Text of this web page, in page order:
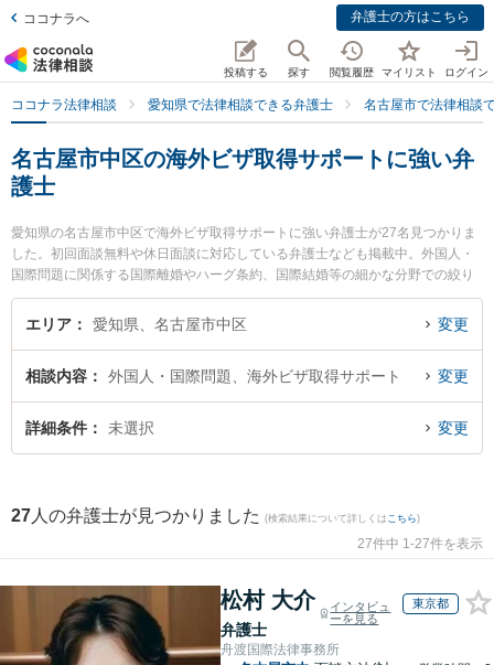
ココナラへ 弁護士の方はこちら
投稿する 探す 閲覧履歴 マイリスト ログイン
ココナラ法律相談 愛知県で法律相談できる弁護士 名古屋市で法律相談
名古屋市中区の海外ビザ取得サポートに強い弁
護士
愛知県の名古屋市中区で海外ビザ取得サポートに強い弁護士が27名見つかりま
した。初回面談無料や休日面談に対応している弁護士なども掲載中。外国人・
国際問題に関係する国際離婚やハーグ条約、国際結婚等の細かな分野での絞り
込み検索もでき便利です。特に弁護士法人名城法律事務所 名古屋事務所の尾髙
大輝弁護士や尾崎・山路法律事務所の山路 昌宏弁護士、旭合同法律事務所 名古
のトラブルを今すぐに弁護士に相談したい』『海外ビザ取得サポートのトラブ
ル解決の実績豊富な近くの弁護士を検索したい』『初回相談無料で海外ビザ取
得サポートを法律相談できる名古屋市中区内の弁護士に相談予約したい』など
エリア 愛知県、名古屋市中区 変更
相談内容 外国人・国際問題、海外ビザ取得サポート 変更
詳細条件 未選択 変更
27 人の弁護士が見つかりました (検索結果について詳しくは こちら)
27件中 1-27件を表示
松村 大介
弁護士
インタビュ
ーを見る
東京都
舟渡国際法律事務所